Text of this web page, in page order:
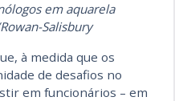
em aquarela
Salisbury
à medida que os
de desafios no
em funcionários – em